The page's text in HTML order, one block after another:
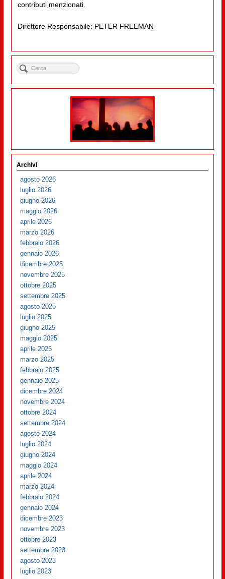
contributi menzionati.
Direttore Responsabile: PETER FREEMAN
Archivi
agosto 2026
luglio 2026
giugno 2026
maggio 2026
aprile 2026
marzo 2026
febbraio 2026
gennaio 2026
dicembre 2025
novembre 2025
ottobre 2025
settembre 2025
agosto 2025
luglio 2025
giugno 2025
maggio 2025
aprile 2025
marzo 2025
febbraio 2025
gennaio 2025
dicembre 2024
novembre 2024
ottobre 2024
settembre 2024
agosto 2024
luglio 2024
giugno 2024
maggio 2024
aprile 2024
marzo 2024
febbraio 2024
gennaio 2024
dicembre 2023
novembre 2023
ottobre 2023
settembre 2023
agosto 2023
luglio 2023